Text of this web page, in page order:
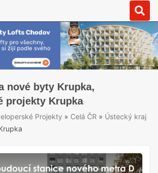
nové byty Krupka,
projekty Krupka
Projekty » Celá ČR » Ústecký kraj